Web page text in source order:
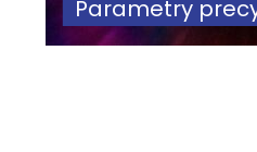
Parametry